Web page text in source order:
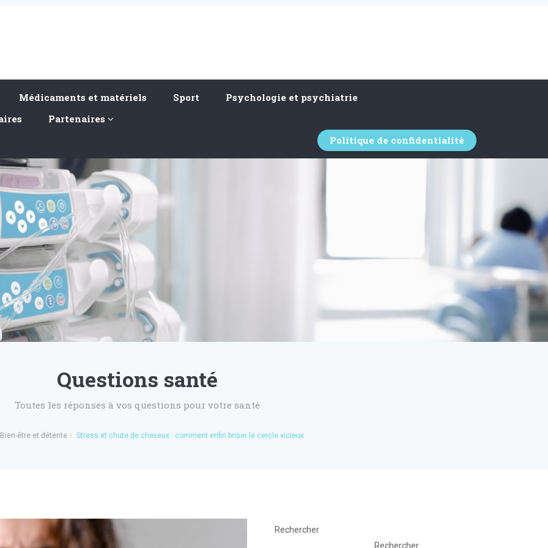
Médicaments et matériels Sport
Psychologie et psychiatrie
Partenaires
Politique de confidentialité
Questions santé
Toutes les réponses à vos questions pour votre santé
Bien-être et détente Stress et chute de cheveux : comment enfin briser le cercle vicieux
Rechercher
Rechercher